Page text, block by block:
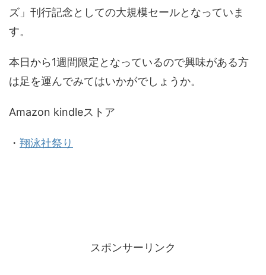
ズ」刊行記念としての大規模セールとなっていま
す。
本日から1週間限定となっているので興味がある方
は足を運んでみてはいかがでしょうか。
Amazon kindleストア
・ 翔泳社祭り
スポンサーリンク